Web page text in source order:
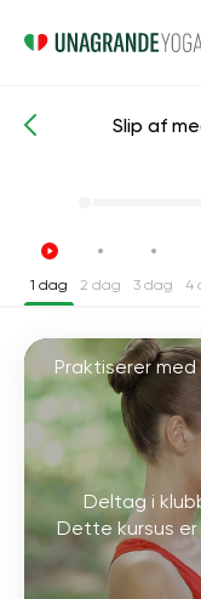
IntensiveSlip af
1 dag 2 dag 3 dag 4
Praktiserer med
Deltag i
Dette kursus